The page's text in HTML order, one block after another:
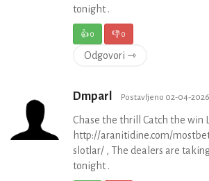
tonight .
👍0 👎0
Odgovori ⇾
Dmparl Postavljeno 02-04-2026
Chase the thrill Catch the win
http://aranitidine.com/
slotlar/ , The dealers are
tonight .